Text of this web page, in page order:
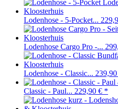
Lodenhose - 5-Pocket...
Lodenhose Cargo Pro -...
Lodenhose - Classic...
Classic - Paul... 229,90 € *